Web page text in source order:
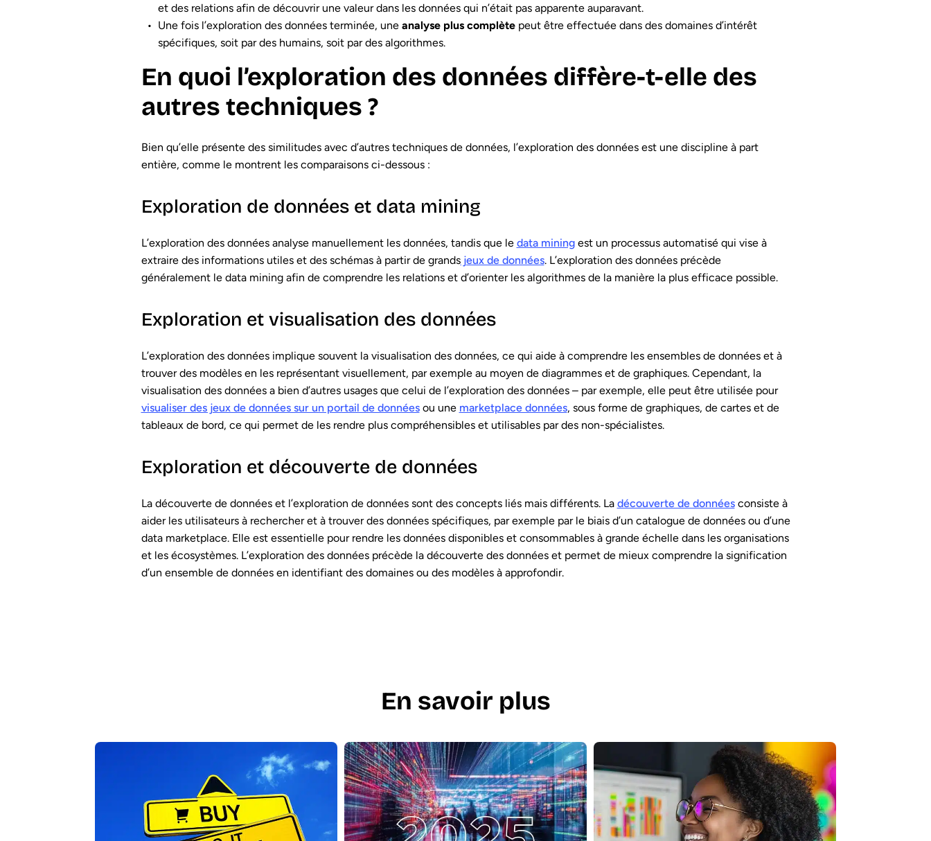
et des relations afin de découvrir une valeur dans les données qui n’était pas apparente auparavant.
Une fois l’exploration des données terminée, une analyse plus complètepeut être effectuée dans des domaines d’intérêt
spécifiques, soit par des humains, soit par des algorithmes.
En quoi l’exploration des données diffère-t-elle des
autres techniques ?
Bien qu’elle présente des similitudes avec d’autres techniques de données, l’exploration des données est une discipline à part
entière, comme le montrent les comparaisons ci-dessous :
Exploration de données et data mining
L’exploration des données analyse manuellement les données, tandis que le data miningest un processus automatisé qui vise à
extraire des informations utiles et des schémas à partir de grandsjeux de données. L’exploration des données précède
généralement le data mining afin de comprendre les relations et d’orienter les algorithmes de la manière la plus efficace possible.
Exploration et visualisation des données
L’exploration des données implique souvent la visualisation des données, ce qui aide à comprendre les ensembles de données et à
trouver des modèles en les représentant visuellement, par exemple au moyen de diagrammes et de graphiques. Cependant, la
visualisation des données a bien d’autres usages que celui de l’exploration des données – par exemple, elle peut être utilisée pour
visualiser des jeux de données sur un portail de donnéesou une marketplace données, sous forme de graphiques, de cartes et de
tableaux de bord, ce qui permet de les rendre plus compréhensibles et utilisables par des non-spécialistes.
Exploration et découverte de données
La découverte de données et l’exploration de données sont des concepts liés mais différents. La découverte de donnéesconsiste à
aider les utilisateurs à rechercher et à trouver des données spécifiques, par exemple par le biais d’un catalogue de données ou d’une
data marketplace. Elle est essentielle pour rendre les données disponibles et consommables à grande échelle dans les organisations
et les écosystèmes. L’exploration des données précède la découverte des données et permet de mieux comprendre la signification
d’un ensemble de données en identifiant des domaines ou des modèles à approfondir.
En savoir plus